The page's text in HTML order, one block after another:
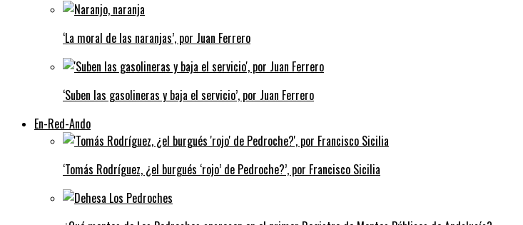
‘La moral de las naranjas’, por Juan Ferrero
‘Suben las gasolineras y baja el servicio’, por Juan Ferrero
En-Red-Ando
‘Tomás Rodríguez, ¿el burgués ‘rojo’ de Pedroche?’, por Francisco Sicilia